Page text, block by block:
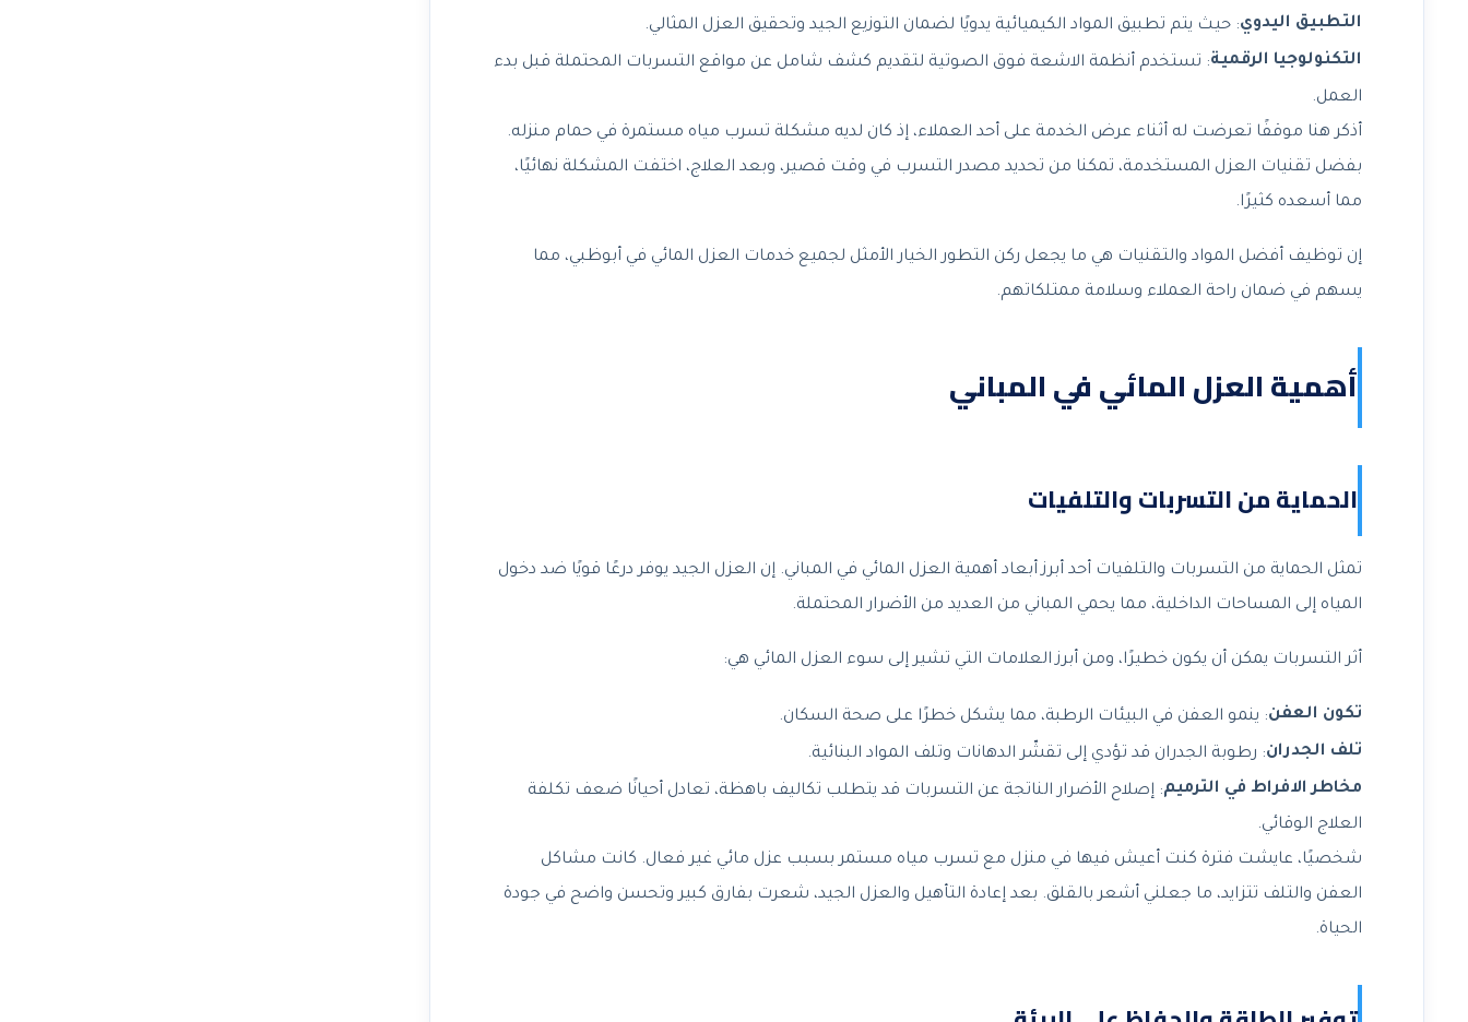
التطبيق اليدوي: حيث يتم تطبيق المواد الكيميائية يدويًا لضمان التوزيع الجيد وتحقيق العزل المثالي.
التكنولوجيا الرقمية: تستخدم أنظمة الاشعة فوق الصوتية لتقديم كشف شامل عن مواقع التسربات المحتملة قبل بدء
العمل.
أذكر هنا موقفًا تعرضت له أثناء عرض الخدمة على أحد العملاء، إذ كان لديه مشكلة تسرب مياه مستمرة في حمام منزله.
بفضل تقنيات العزل المستخدمة، تمكنا من تحديد مصدر التسرب في وقت قصير، وبعد العلاج، اختفت المشكلة نهائيًا،
مما أسعده كثيرًا.
إن توظيف أفضل المواد والتقنيات هي ما يجعل ركن التطور الخيار الأمثل لجميع خدمات العزل المائي في أبوظبي، مما
يسهم في ضمان راحة العملاء وسلامة ممتلكاتهم.
أهمية العزل المائي في المباني
الحماية من التسربات والتلفيات
تمثل الحماية من التسربات والتلفيات أحد أبرز أبعاد أهمية العزل المائي في المباني. إن العزل الجيد يوفر درعًا قويًا ضد دخول
المياه إلى المساحات الداخلية، مما يحمي المباني من العديد من الأضرار المحتملة.
أثر التسربات يمكن أن يكون خطيرًا، ومن أبرز العلامات التي تشير إلى سوء العزل المائي هي:
تكون العفن: ينمو العفن في البيئات الرطبة، مما يشكل خطرًا على صحة السكان.
تلف الجدران: رطوبة الجدران قد تؤدي إلى تقشّر الدهانات وتلف المواد البنائية.
مخاطر الافراط في الترميم: إصلاح الأضرار الناتجة عن التسربات قد يتطلب تكاليف باهظة، تعادل أحيانًا ضعف تكلفة
العلاج الوقائي.
شخصيًا، عايشت فترة كنت أعيش فيها في منزل مع تسرب مياه مستمر بسبب عزل مائي غير فعال. كانت مشاكل
العفن والتلف تتزايد، ما جعلني أشعر بالقلق. بعد إعادة التأهيل والعزل الجيد، شعرت بفارق كبير وتحسن واضح في جودة
الحياة.